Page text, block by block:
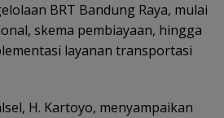
BRT Bandung Raya, mulai
skema pembiayaan, hingga
layanan transportasi
H. Kartoyo, menyampaikan